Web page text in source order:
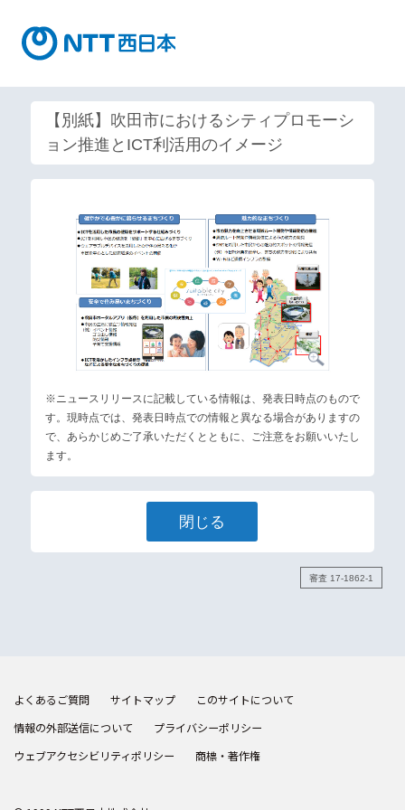
【別紙】吹田市におけるシティプロモーシ
ョン推進とICT利活用のイメージ
※ニュースリリースに記載している情報は、発表日時点のもので
す。現時点では、発表日時点での情報と異なる場合がありますの
で、あらかじめご了承いただくとともに、ご注意をお願いいたし
ます。
閉じる
審査 17-1862-1
よくあるご質問 サイトマップ
このサイトについて
情報の外部送信について
プライバシーポリシー
ウェブアクセシビリティポリシー
商標・著作権